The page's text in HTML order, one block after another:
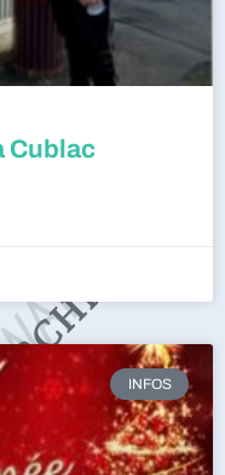
Cublac
INFOS